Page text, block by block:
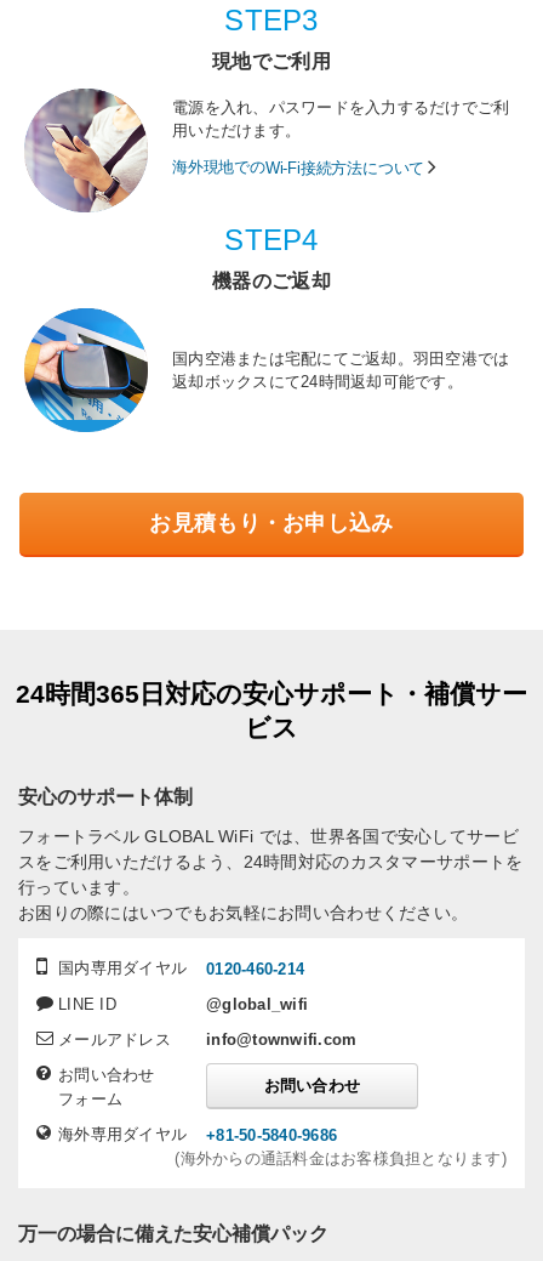
STEP3
現地でご利用
電源を入れ、パスワードを入力するだけでご利
用いただけます。
海外現地でのWi-Fi接続方法について
STEP4
機器のご返却
国内空港または宅配にてご返却。羽田空港では
返却ボックスにて24時間返却可能です。
お見積もり・お申し込み
24時間365日対応の安心サポート・補償サー
ビス
安心のサポート体制
国内専用ダイヤル
0120-460-214
LINE ID
@global_wifi
メールアドレス
info@townwifi.com
お問い合わせ
フォーム
お問い合わせ
海外専用ダイヤル
+81-50-5840-9686
(海外からの通話料金はお客様負担となります)
フォートラベル GLOBAL WiFi では、世界各国で安心してサービ
スをご利用いただけるよう、24時間対応のカスタマーサポートを
行っています。
お困りの際にはいつでもお気軽にお問い合わせください。
万一の場合に備えた安心補償パック